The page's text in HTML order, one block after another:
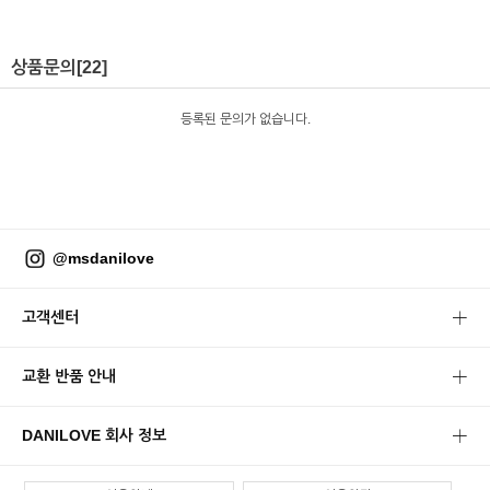
상품문의 [22]
등록된 문의가 없습니다.
@msdanilove
고객센터
교환 반품 안내
DANILOVE 회사 정보